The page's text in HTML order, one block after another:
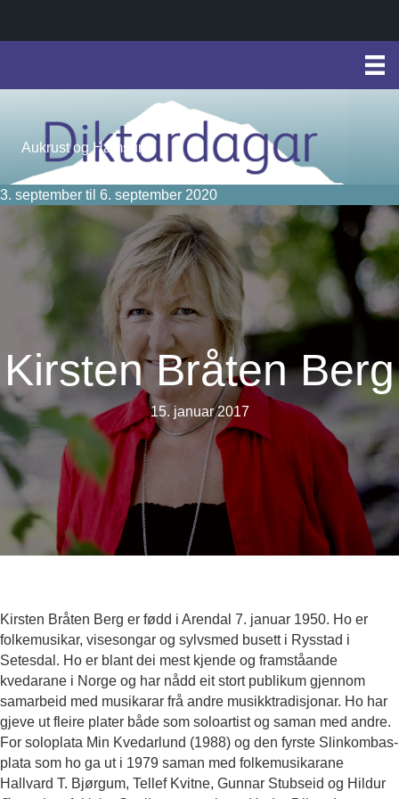
Aukrust og Hamsun
3. september til 6. september 2020
Kirsten Bråten Berg
15. januar 2017
Kirsten Bråten Berg er fødd i Arendal 7. januar 1950. Ho er
folkemusikar, visesongar og sylvsmed busett i Rysstad i
Setesdal. Ho er blant dei mest kjende og framståande
kvedarane i Norge og har nådd eit stort publikum gjennom
samarbeid med musikarar frå andre musikktradisjonar. Ho har
gjeve ut fleire plater både som soloartist og saman med andre.
For soloplata Min Kvedarlund (1988) og den fyrste Slinkombas-
plata som ho ga ut i 1979 saman med folkemusikarane
Hallvard T. Bjørgum, Tellef Kvitne, Gunnar Stubseid og Hildur